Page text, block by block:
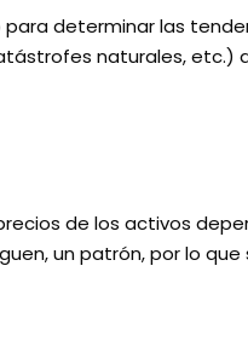
determinar las
naturales, etc.)
de los activos
un patrón, por lo